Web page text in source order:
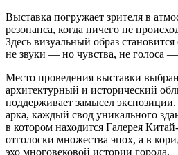
Выставка погружает зрителя в
резонанса, когда ничего не
Здесь визуальный образ
не звуки — но чувства, не голоса
Место проведения выставки
архитектурный и исторический
поддерживает замысел
арка, каждый свод уникального
в котором находится Галерея
отголоски множества эпох, а в
эхо многовековой истории города.